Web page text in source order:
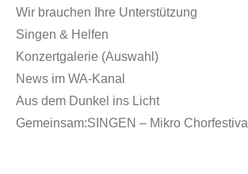
Wir brauchen Ihre Unterstützung
Singen & Helfen
Konzertgalerie (Auswahl)
News im WA-Kanal
Aus dem Dunkel ins Licht
Gemeinsam:SINGEN – Mikro Chorfestival